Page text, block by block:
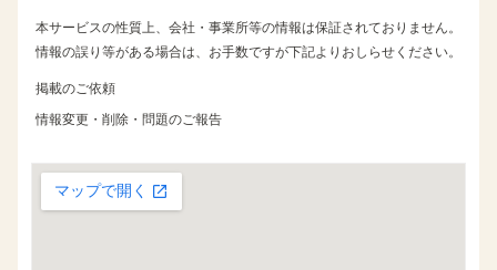
本サービスの性質上、会社・事業所等の情報は保証されておりません。
情報の誤り等がある場合は、お手数ですが下記よりおしらせください。
掲載のご依頼
情報変更・削除・問題のご報告